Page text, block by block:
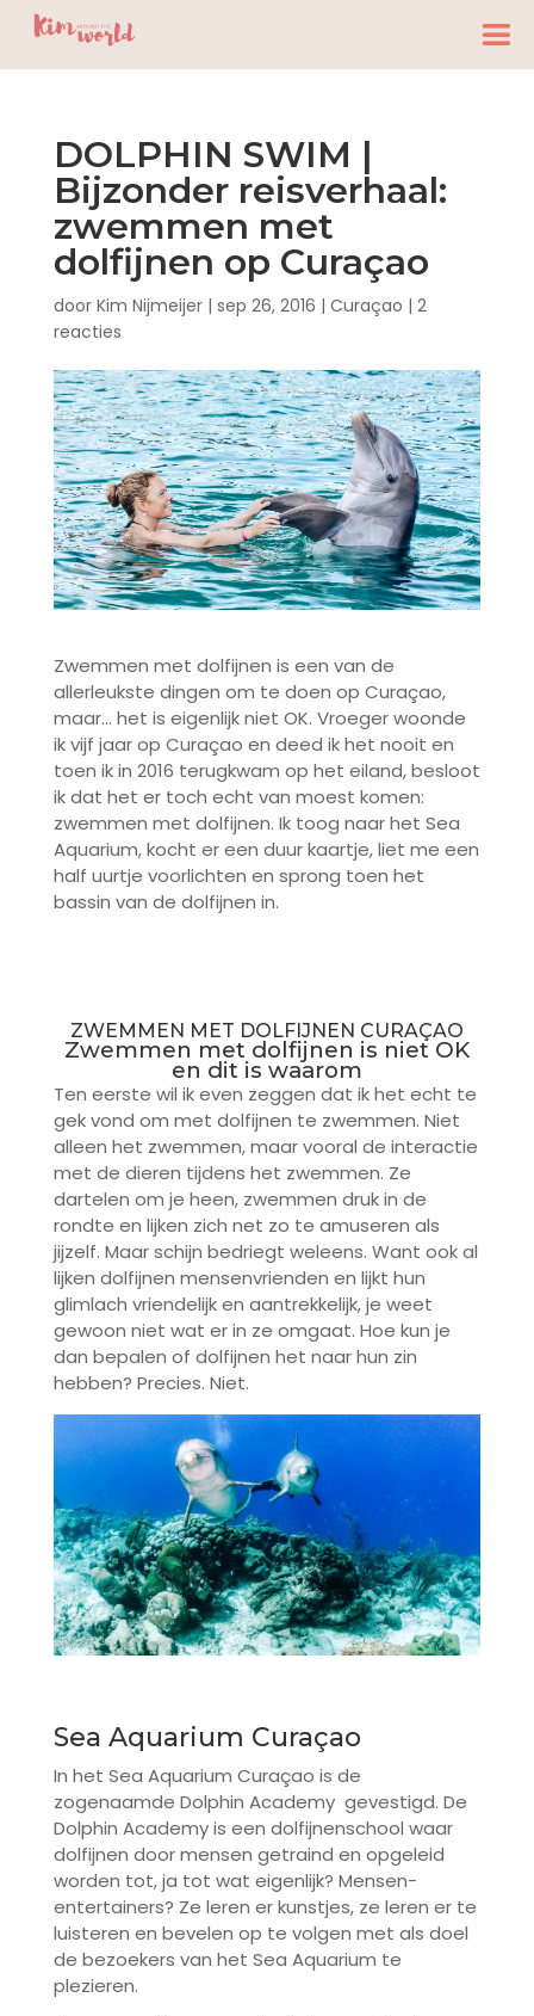
DOLPHIN SWIM |
Bijzonder reisverhaal:
zwemmen met
dolfijnen op Curaçao
door Kim Nijmeijer| sep 26, 2016 | Curaçao | 2
reacties
Zwemmen met dolfijnen is een van de
allerleukste dingen om te doen op Curaçao,
maar… het is eigenlijk niet OK. Vroeger woonde
ik vijf jaar op Curaçao en deed ik het nooit en
toen ik in 2016 terugkwam op het eiland, besloot
ik dat het er toch echt van moest komen:
zwemmen met dolfijnen. Ik toog naar het Sea
Aquarium, kocht er een duur kaartje, liet me een
half uurtje voorlichten en sprong toen het
bassin van de dolfijnen in.
ZWEMMEN MET DOLFIJNEN CURAÇAO
Zwemmen met dolfijnen is niet OK
en dit is waarom
Ten eerste wil ik even zeggen dat ik het echt te
gek vond om met dolfijnen te zwemmen. Niet
alleen het zwemmen, maar vooral de interactie
met de dieren tijdens het zwemmen. Ze
dartelen om je heen, zwemmen druk in de
rondte en lijken zich net zo te amuseren als
jijzelf. Maar schijn bedriegt weleens. Want ook al
lijken dolfijnen mensenvrienden en lijkt hun
glimlach vriendelijk en aantrekkelijk, je weet
gewoon niet wat er in ze omgaat. Hoe kun je
dan bepalen of dolfijnen het naar hun zin
hebben? Precies. Niet.
Sea Aquarium Curaçao
In het Sea Aquarium Curaçao is de
zogenaamde Dolphin Academy gevestigd. De
Dolphin Academy is een dolfijnenschool waar
dolfijnen door mensen getraind en opgeleid
worden tot, ja tot wat eigenlijk? Mensen-
entertainers? Ze leren er kunstjes, ze leren er te
luisteren en bevelen op te volgen met als doel
de bezoekers van het Sea Aquarium te
plezieren.